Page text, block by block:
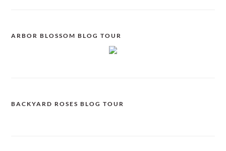
ARBOR BLOSSOM BLOG TOUR
BACKYARD ROSES BLOG TOUR